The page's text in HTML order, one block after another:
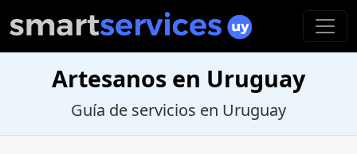
Artesanos en Uruguay
Guía de servicios en Uruguay